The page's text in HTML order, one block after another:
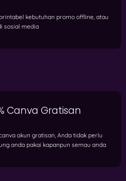
kebutuhan promo offline, atau
sosial media
Canva Gratisan
akun gratisan, Anda tidak perlu
anda pakai kapanpun semau anda